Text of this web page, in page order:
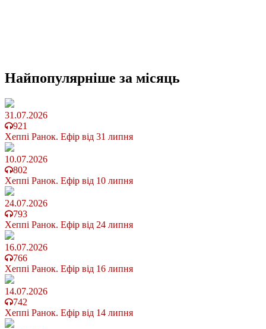
Найпопулярніше за місяць
31.07.2026
921
Хеппі Ранок. Ефір від 31 липня
10.07.2026
802
Хеппі Ранок. Ефір від 10 липня
24.07.2026
793
Хеппі Ранок. Ефір від 24 липня
16.07.2026
766
Хеппі Ранок. Ефір від 16 липня
14.07.2026
742
Хеппі Ранок. Ефір від 14 липня